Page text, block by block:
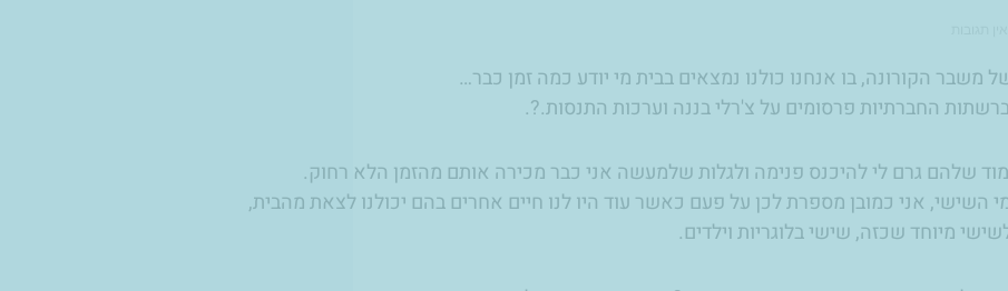
משבר הקורונה, בו אנחנו כולנו נמצאים בבית מי יודע כמה זמן כבר…
ברשתות החברתיות פרסומים על צ'רלי בננה וערכות התנסות.?.
שלהם גרם לי להיכנס פנימה ולגלות שלמעשה אני כבר מכירה אותם מהזמן הלא רחוק.
השישי, אני כמובן מספרת לכן על פעם כאשר עוד היו לנו חיים אחרים בהם יכולנו לצאת מהבית,
מיוחד שכזה, שישי בלוגריות וילדים.